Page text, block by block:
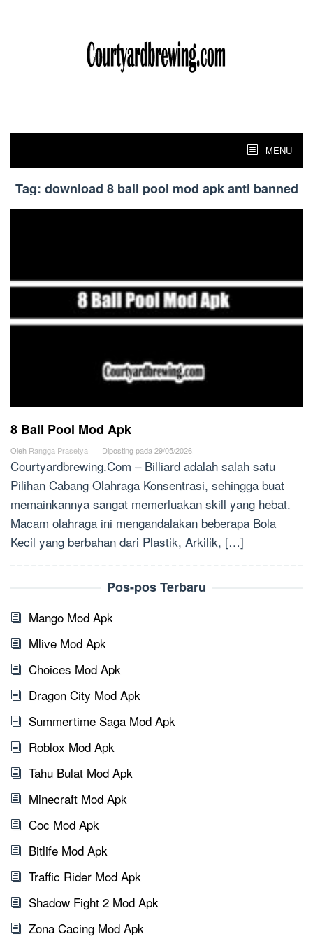
MENU
Tag: download 8 ball pool mod apk anti banned
8 Ball Pool Mod Apk
Oleh Rangga Prasetya Diposting pada 29/05/2026
Courtyardbrewing.Com – Billiard adalah salah satu
Pilihan Cabang Olahraga Konsentrasi, sehingga buat
memainkannya sangat memerluakan skill yang hebat.
Macam olahraga ini mengandalakan beberapa Bola
Kecil yang berbahan dari Plastik, Arkilik, […]
Pos-pos Terbaru
Mango Mod Apk
Mlive Mod Apk
Choices Mod Apk
Dragon City Mod Apk
Summertime Saga Mod Apk
Roblox Mod Apk
Tahu Bulat Mod Apk
Minecraft Mod Apk
Coc Mod Apk
Bitlife Mod Apk
Traffic Rider Mod Apk
Shadow Fight 2 Mod Apk
Zona Cacing Mod Apk